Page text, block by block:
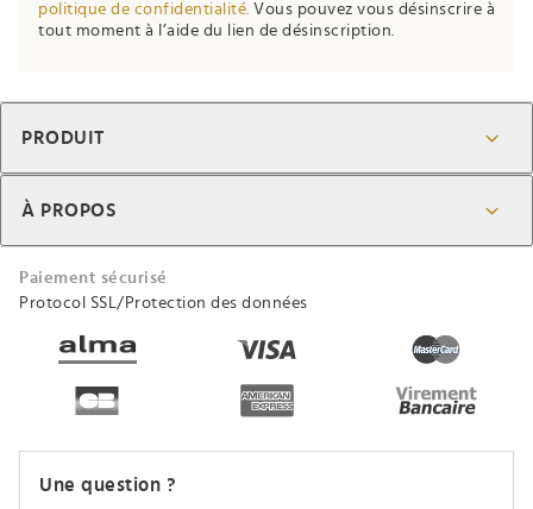
politique de confidentialité. Vous pouvez vous désinscrire à
tout moment à l’aide du lien de désinscription.
PRODUIT
À PROPOS
Paiement sécurisé
Protocol SSL/Protection des données
Une question ?